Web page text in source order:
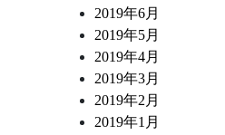
2019年6月
2019年5月
2019年4月
2019年3月
2019年2月
2019年1月